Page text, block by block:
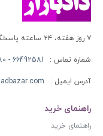
۷ روز هفته، ۲۴ ساعته پاسخگوی شما هستیم
شماره تماس : 66492581 - 66413280 (021)
آدرس ایمیل :
راهنمای خرید
راهنمای خرید